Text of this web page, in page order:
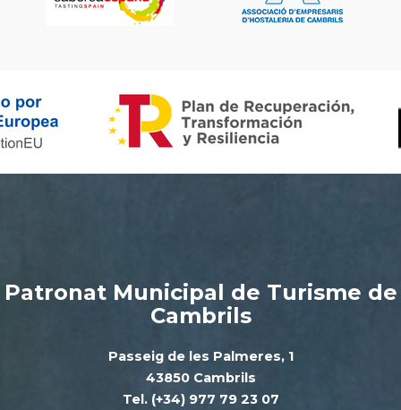
Patronat Municipal de Turisme de
Cambrils
Passeig de les Palmeres, 1
43850 Cambrils
Tel. (+34) 977 79 23 07